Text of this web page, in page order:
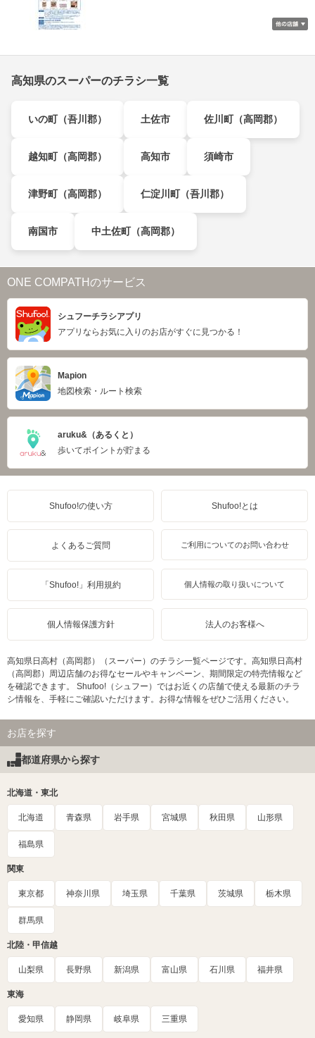
高知県のスーパーのチラシ一覧
いの町（吾川郡） 土佐市 佐川町（高岡郡）
越知町（高岡郡） 高知市 須崎市
津野町（高岡郡） 仁淀川町（吾川郡）
南国市 中土佐町（高岡郡）
ONE COMPATHのサービス
シュフーチラシアプリ
アプリならお気に入りのお店がすぐに見つかる！
Mapion
地図検索・ルート検索
aruku&（あるくと）
歩いてポイントが貯まる
Shufoo!の使い方 Shufoo!とは
よくあるご質問 ご利用についてのお問い合わせ
「Shufoo!」利用規約 個人情報の取り扱いについて
個人情報保護方針 法人のお客様へ
高知県日高村（高岡郡）（スーパー）のチラシ一覧ページです。高知県日高村
（高岡郡）周辺店舗のお得なセールやキャンペーン、期間限定の特売情報など
を確認できます。 Shufoo!（シュフー）ではお近くの店舗で使える最新のチラ
シ情報を、手軽にご確認いただけます。お得な情報をぜひご活用ください。
お店を探す
都道府県から探す
北海道・東北
北海道 青森県 岩手県 宮城県 秋田県 山形県
福島県
関東
東京都 神奈川県 埼玉県 千葉県 茨城県 栃木県
群馬県
北陸・甲信越
山梨県 長野県 新潟県 富山県 石川県 福井県
東海
愛知県 静岡県 岐阜県 三重県